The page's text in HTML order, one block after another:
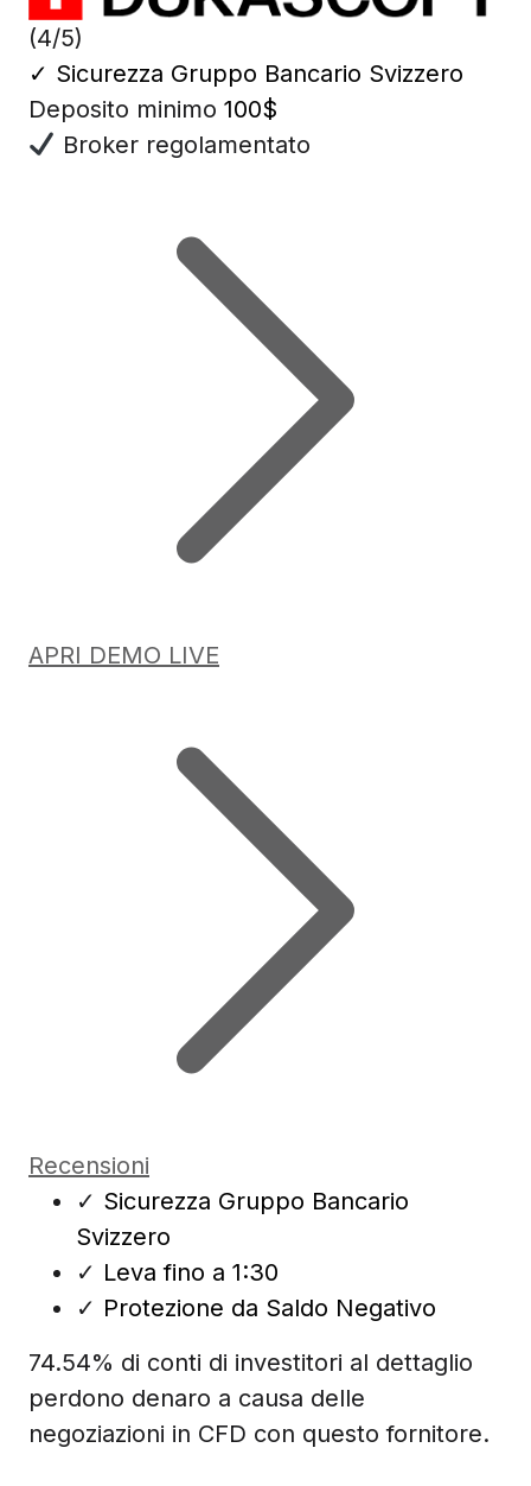
(4/5)
✓ Sicurezza Gruppo Bancario Svizzero
Deposito minimo 100$
Broker regolamentato
APRI DEMO LIVE
Recensioni
✓ Sicurezza Gruppo Bancario
Svizzero
✓ Leva fino a 1:30
✓ Protezione da Saldo Negativo
74.54% di conti di investitori al dettaglio
perdono denaro a causa delle
negoziazioni in CFD con questo fornitore.